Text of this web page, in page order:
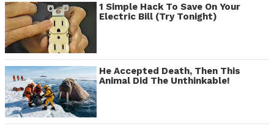
1 Simple Hack To Save On Your
Electric Bill (Try Tonight)
He Accepted Death, Then This
Animal Did The Unthinkable!